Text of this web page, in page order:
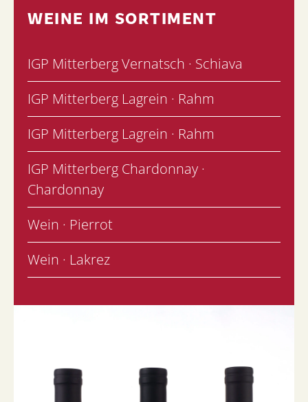
WEINE IM SORTIMENT
IGP Mitterberg Vernatsch · Schiava
IGP Mitterberg Lagrein · Rahm
IGP Mitterberg Lagrein · Rahm
IGP Mitterberg Chardonnay ·
Chardonnay
Wein · Pierrot
Wein · Lakrez